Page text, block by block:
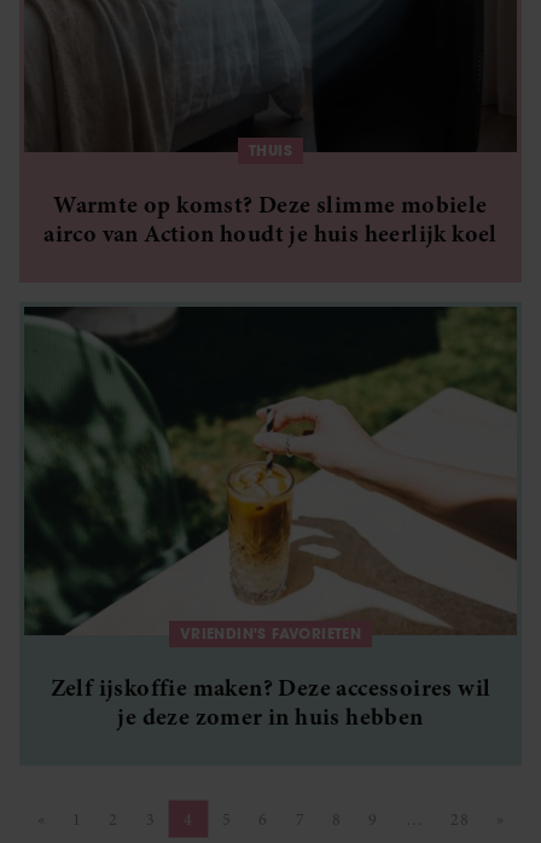
THUIS
Warmte op komst? Deze slimme mobiele
airco van Action houdt je huis heerlijk koel
VRIENDIN'S FAVORIETEN
Zelf ijskoffie maken? Deze accessoires wil
je deze zomer in huis hebben
Vorige pagina
« Pagina
1 Pagina
2 Pagina
3 Pagina
4 Pagina
5 Pagina
6 Pagina
7 Pagina
8 Pagina
9 Pagina
28 »